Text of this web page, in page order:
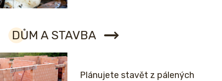
DŮM A STAVBA
Plánujete stavět z pálených